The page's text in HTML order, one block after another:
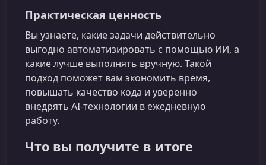
Практическая ценность
Вы узнаете, какие задачи действительно
выгодно автоматизировать с помощью ИИ, а
какие лучше выполнять вручную. Такой
подход поможет вам экономить время,
повышать качество кода и уверенно
внедрять AI‑технологии в ежедневную
работу.
Что вы получите в итоге